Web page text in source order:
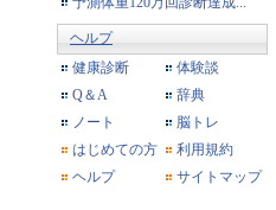
ヘルプ
健康診断
体験談
Q＆A
辞典
ノート
脳トレ
はじめての方
利用規約
ヘルプ
サイトマップ